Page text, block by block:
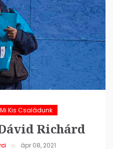
Kis Családunk
Richárd
ápr 08, 2021